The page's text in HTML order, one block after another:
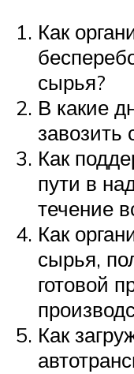
Как
сырья?
В какие
завозить
Как
пути в
течение
Как
сырья,
готовой
Как